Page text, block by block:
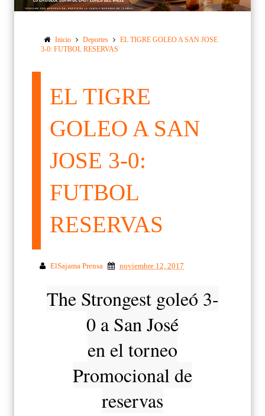
Inicio Deportes
EL TIGRE GOLEO A SAN JOSE
3-0: FUTBOL RESERVAS
EL TIGRE
GOLEO A SAN
JOSE 3-0:
FUTBOL
RESERVAS
ElSajama Prensa noviembre 12, 2017
The Strongest goleó 3-
0 a San José
en el torneo
Promocional de
reservas